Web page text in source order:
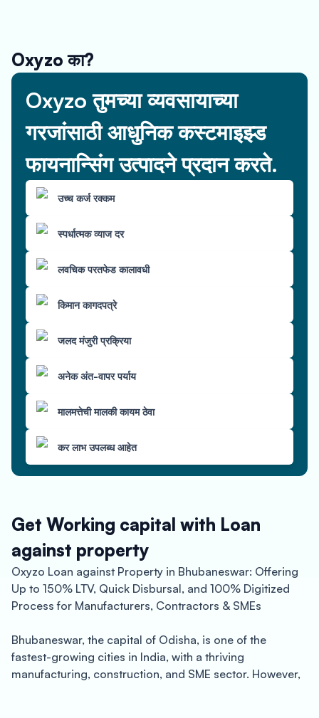
Oxyzo का?
Oxyzo तुमच्या व्यवसायाच्या
गरजांसाठी आधुनिक कस्टमाइझ्ड
फायनान्सिंग उत्पादने प्रदान करते.
उच्च कर्ज रक्कम
स्पर्धात्मक व्याज दर
लवचिक परतफेड कालावधी
किमान कागदपत्रे
जलद मंजुरी प्रक्रिया
अनेक अंत-वापर पर्याय
मालमत्तेची मालकी कायम ठेवा
कर लाभ उपलब्ध आहेत
Get Working capital with Loan
against property
Oxyzo Loan against Property in Bhubaneswar: Offering
Up to 150% LTV, Quick Disbursal, and 100% Digitized
Process for Manufacturers, Contractors & SMEs
Bhubaneswar, the capital of Odisha, is one of the
fastest-growing cities in India, with a thriving
manufacturing, construction, and SME sector. However,